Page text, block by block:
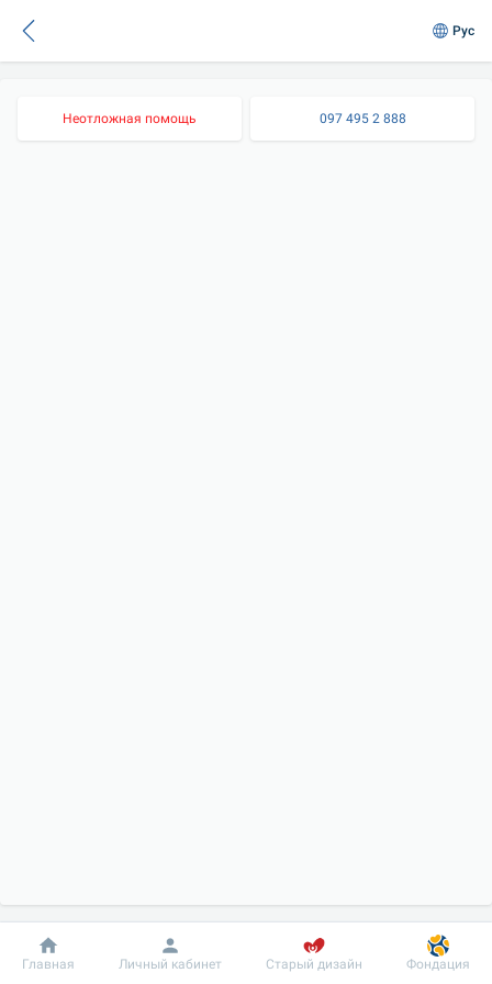
Рус
Неотложная помощь 097 495 2 888
Добробут Информация Пациенту
Главная Личный кабинет Старый дизайн Фондация